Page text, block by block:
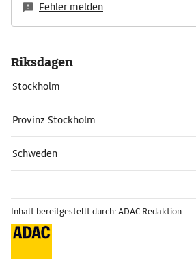
Fehler melden
Riksdagen
Stockholm
Provinz Stockholm
Schweden
Inhalt bereitgestellt durch: ADAC Redaktion